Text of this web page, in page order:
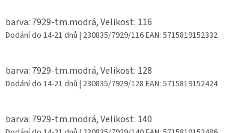
barva: 7929-tm.modrá, Velikost: 116
Dodání do 14-21 dnů | 230835/7929/116EAN: 5715819152332
barva: 7929-tm.modrá, Velikost: 128
Dodání do 14-21 dnů | 230835/7929/128 EAN: 5715819152424
barva: 7929-tm.modrá, Velikost: 140